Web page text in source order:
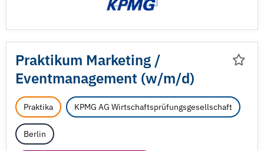
Praktikum Marketing /
Eventmanagement (w/m/d)
Praktika KPMG AG Wirtschaftsprüfungsgesellschaft
Berlin